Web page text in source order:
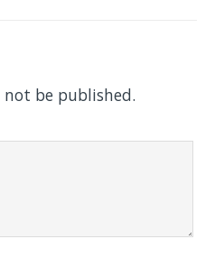
be published.